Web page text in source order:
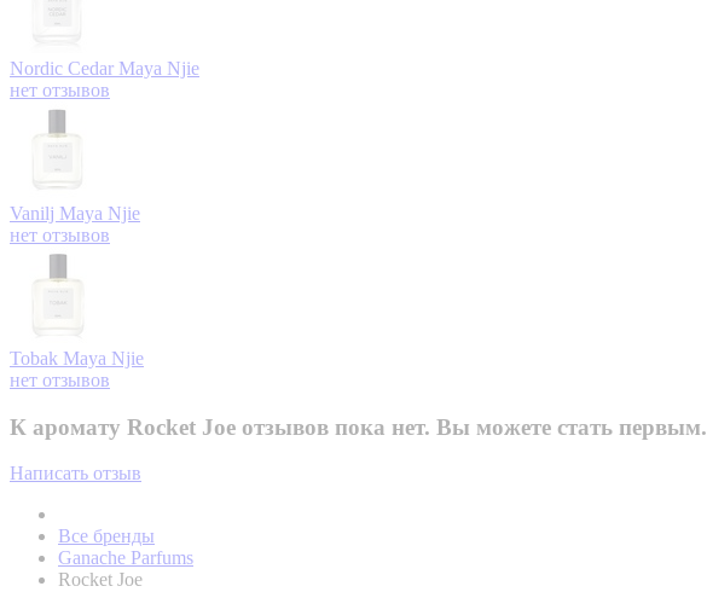
Nordic Cedar Maya Njie
нет отзывов
Vanilj Maya Njie
нет отзывов
Tobak Maya Njie
нет отзывов
К аромату Rocket Joe отзывов пока нет. Вы можете стать первым.
Написать отзыв
Все бренды
Ganache Parfums
Rocket Joe